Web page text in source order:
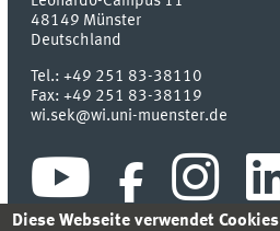
48149 Münster
Deutschland
Tel.:+49 251 83-38110
Fax:+49 251 83-38119
wi.sek@wi.uni-muenster.de
Diese Webseite verwendet Cookies